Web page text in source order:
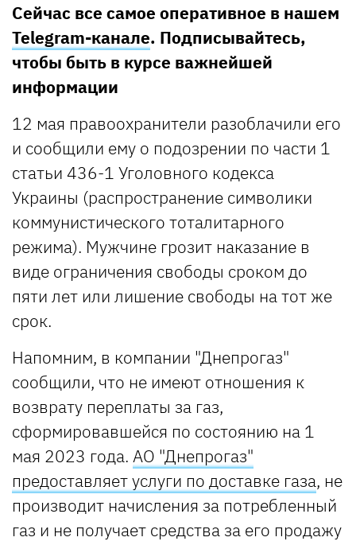
Сейчас все самое оперативное в нашем
Telegram-канале. Подписывайтесь,
чтобы быть в курсе важнейшей
информации
12 мая правоохранители разоблачили его
и сообщили ему о подозрении по части 1
статьи 436-1 Уголовного кодекса
Украины (распространение символики
коммунистического тоталитарного
режима). Мужчине грозит наказание в
виде ограничения свободы сроком до
пяти лет или лишение свободы на тот же
срок.
Напомним, в компании "Днепрогаз"
сообщили, что не имеют отношения к
возврату переплаты за газ,
сформировавшейся по состоянию на 1
мая 2023 года. АО "Днепрогаз"
предоставляет услуги по доставке газа, не
производит начисления за потребленный
газ и не получает средства за его продажу